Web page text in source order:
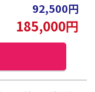
92,500円
185,000円